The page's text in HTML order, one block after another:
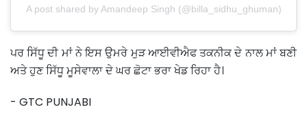
A post shared by Amandeep Singh (@billa_sidhu_ghuman)
ਪਰ ਸਿੱਧੂ ਦੀ ਮਾਂ ਨੇ ਇਸ ਉਮਰੇ ਮੁੜ ਆਈਵੀਐਫ ਤਕਨੀਕ ਦੇ ਨਾਲ ਮਾਂ ਬਣੀ
ਅਤੇ ਹੁਣ ਸਿੱਧੂ ਮੂਸੇਵਾਲਾ ਦੇ ਘਰ ਛੋਟਾ ਭਰਾ ਖੇਡ ਰਿਹਾ ਹੈ।
- GTC PUNJABI